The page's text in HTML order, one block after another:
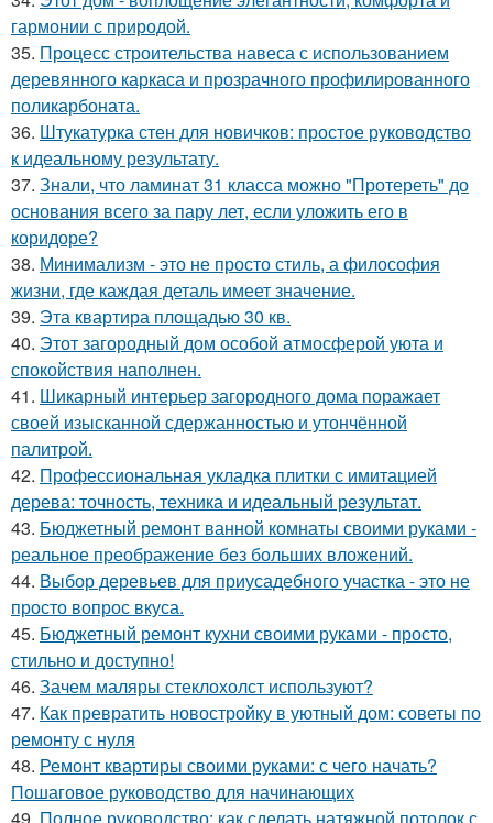
гармонии с природой.
35. Процесс строительства навеса с использованием
деревянного каркаса и прозрачного профилированного
поликарбоната.
36. Штукатурка стен для новичков: простое руководство
к идеальному результату.
37. Знали, что ламинат 31 класса можно "Протереть" до
основания всего за пару лет, если уложить его в
коридоре?
38. Минимализм - это не просто стиль, а философия
жизни, где каждая деталь имеет значение.
39. Эта квартира площадью 30 кв.
40. Этот загородный дом особой атмосферой уюта и
спокойствия наполнен.
41. Шикарный интерьер загородного дома поражает
своей изысканной сдержанностью и утончённой
палитрой.
42. Профессиональная укладка плитки с имитацией
дерева: точность, техника и идеальный результат.
43. Бюджетный ремонт ванной комнаты своими руками -
реальное преображение без больших вложений.
44. Выбор деревьев для приусадебного участка - это не
просто вопрос вкуса.
45. Бюджетный ремонт кухни своими руками - просто,
стильно и доступно!
46. Зачем маляры стеклохолст используют?
47. Как превратить новостройку в уютный дом: советы по
ремонту с нуля
48. Ремонт квартиры своими руками: с чего начать?
Пошаговое руководство для начинающих
49. Полное руководство: как сделать натяжной потолок с